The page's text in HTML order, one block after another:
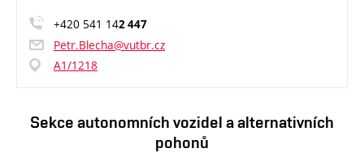
+420 541 142 447
Petr.Blecha@vutbr.cz
A1/1218
Sekce autonomních vozidel a alternativních
pohonů